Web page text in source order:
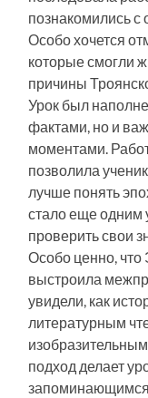
познакомились с
Особо хочется
которые смогли
причины
Урок был
фактами, но и
моментами.
позволила
лучше понять
стало еще одним
проверить свои
Особо ценно,
выстроила
увидели, как
литературным
подход делает